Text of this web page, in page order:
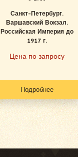
Санкт-Петербург.
Варшавский Вокзал.
Российская Империя до
1917 г.
Цена по запросу
Подробнее